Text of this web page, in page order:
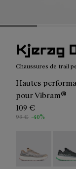
Kjerag
Chaussures de trail
Hautes
pour Vibram®
109 €
99 € -40%